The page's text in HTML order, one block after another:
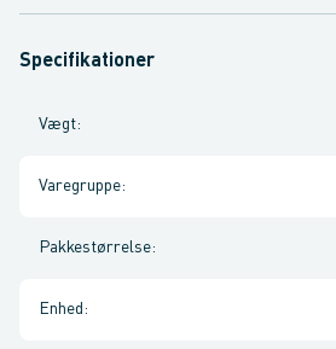
Specifikationer
Vægt:
Varegruppe:
Pakkestørrelse:
Enhed :